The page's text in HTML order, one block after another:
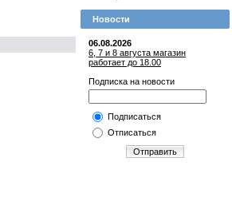
Новости
06.08.2026
6, 7 и 8 августа магазин
работает до 18.00
Подписка на новости
Подписаться
Отписаться
Отправить